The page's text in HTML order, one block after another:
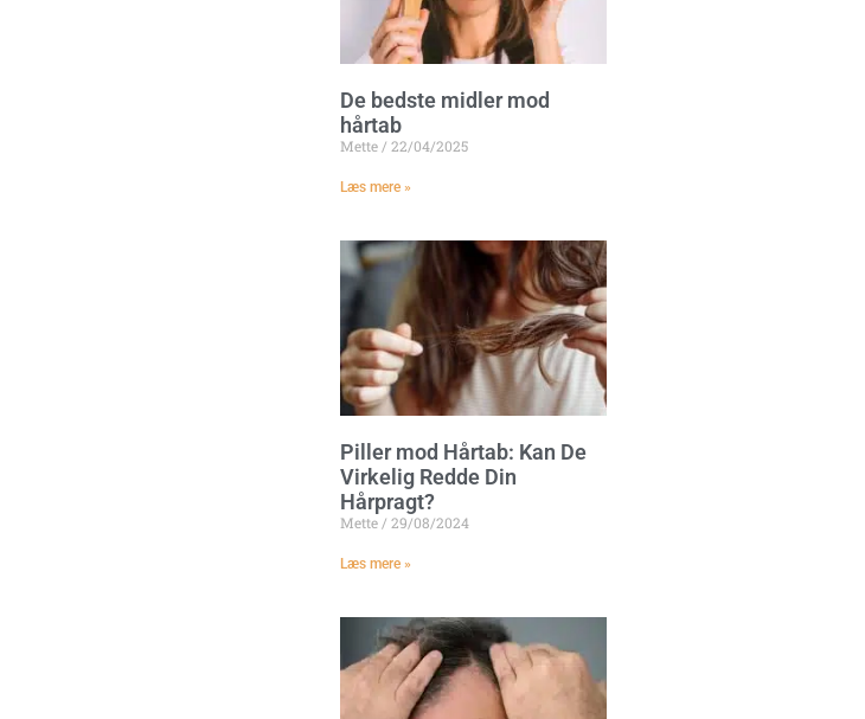
De bedste midler mod
hårtab
Mette 22/04/2025
Læs mere »
Piller mod Hårtab: Kan De
Virkelig Redde Din
Hårpragt?
Mette 29/08/2024
Læs mere »